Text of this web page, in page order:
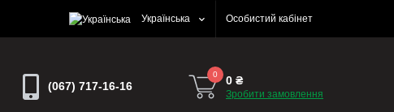
Українська Особистий кабінет
(067) 717-16-16
0 0 ₴
Зробити замовлення